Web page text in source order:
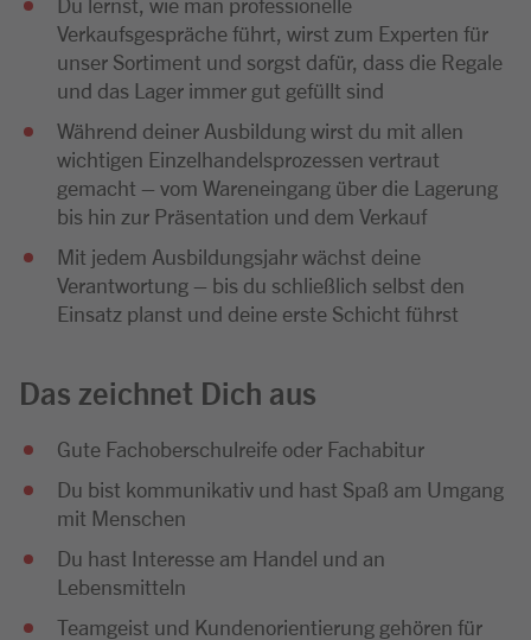
Verkaufsgespräche führt, wirst zum Experten für
unser Sortiment und sorgst dafür, dass die Regale
und das Lager immer gut gefüllt sind
Während deiner Ausbildung wirst du mit allen
wichtigen Einzelhandelsprozessen vertraut
gemacht – vom Wareneingang über die Lagerung
bis hin zur Präsentation und dem Verkauf
Mit jedem Ausbildungsjahr wächst deine
Verantwortung – bis du schließlich selbst den
Einsatz planst und deine erste Schicht führst
Das zeichnet Dich aus
Gute Fachoberschulreife oder Fachabitur
Du bist kommunikativ und hast Spaß am Umgang
mit Menschen
Du hast Interesse am Handel und an
Lebensmitteln
Teamgeist und Kundenorientierung gehören für